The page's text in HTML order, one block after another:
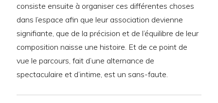
consiste ensuite à organiser ces différentes choses
dans l’espace afin que leur association devienne
signifiante, que de la précision et de l’équilibre de leur
composition naisse une histoire. Et de ce point de
vue le parcours, fait d’une alternance de
spectaculaire et d’intime, est un sans-faute.